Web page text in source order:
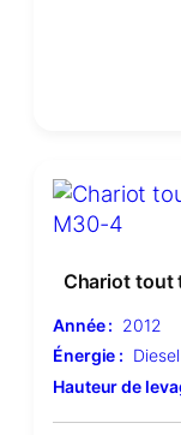
Chariot tout
Année : 2012
Énergie : Diesel
Hauteur de